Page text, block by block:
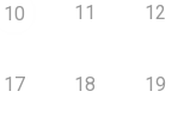
10 11 12
17 18 19